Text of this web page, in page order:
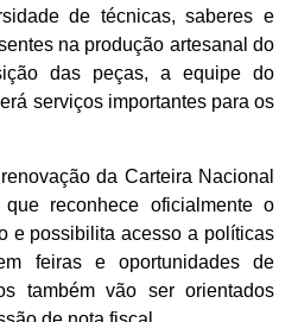
de técnicas, saberes e
na produção artesanal do
das peças, a equipe do
serviços importantes para os
da Carteira Nacional
reconhece oficialmente o
e possibilita acesso a políticas
feiras e oportunidades de
também vão ser orientados